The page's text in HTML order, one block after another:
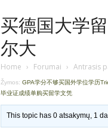
买德国大学
尔大
Home › Forumai › Antrasis
Žymos: GPA学分不够买国外学位学历
毕业证成绩单购买留学文凭
This topic has 0 atsakymų, 1